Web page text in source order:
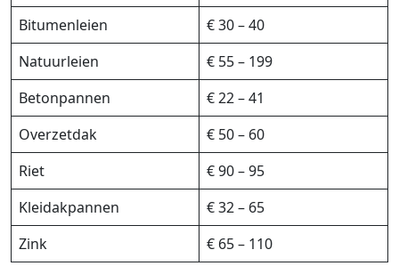
Bitumenleien
€ 30 – 40
Natuurleien
€ 55 – 199
Betonpannen
€ 22 – 41
Overzetdak
€ 50 – 60
Riet
€ 90 – 95
Kleidakpannen
€ 32 – 65
Zink
€ 65 – 110